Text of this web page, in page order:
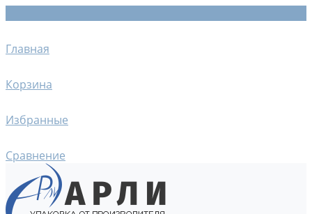
Главная
Корзина
Избранные
Сравнение